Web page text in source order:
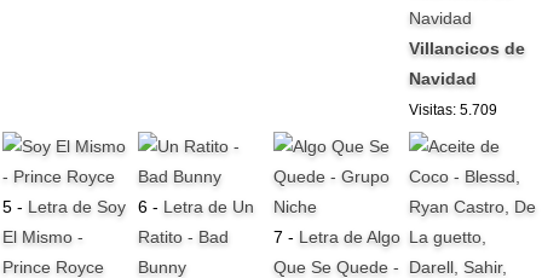
Navidad
Villancicos de
Navidad
Visitas: 5.709
5 - Letra de Soy
El Mismo -
Prince Royce
6 - Letra de Un
Ratito - Bad
Bunny
7 - Letra de Algo
Que Se Quede -